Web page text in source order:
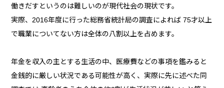
働きだすというのは難しいのが現代社会の現状です。
実際、2016年度に行った総務省統計局の調査によれば 75才以上
で職業についてない方は全体の八割以上を占めます。
年金を収入の主とする生活の中、医療費などの事項を鑑みると
金銭的に厳しい状況である可能性が高く、実際に先に述べた同